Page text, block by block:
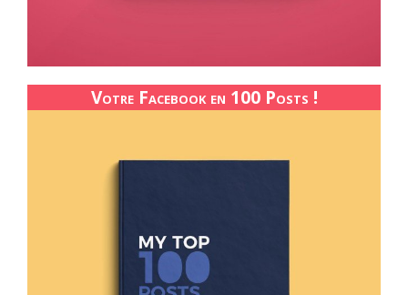
Votre Facebook en 100 Posts !